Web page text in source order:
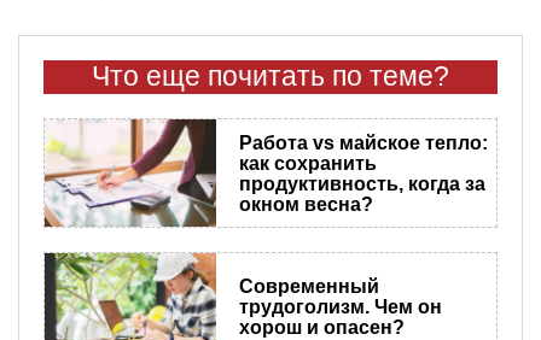
Что еще почитать по теме?
Работа vs майское тепло:
как сохранить
продуктивность, когда за
окном весна?
Современный
трудоголизм. Чем он
хорош и опасен?